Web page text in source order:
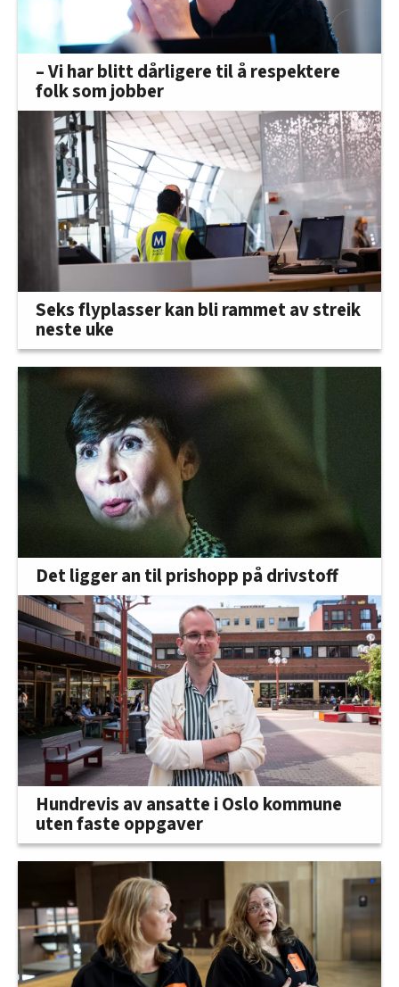
– Vi har blitt dårligere til å respektere
folk som jobber
Seks flyplasser kan bli rammet av streik
neste uke
Det ligger an til prishopp på drivstoff
Hundrevis av ansatte i Oslo kommune
uten faste oppgaver